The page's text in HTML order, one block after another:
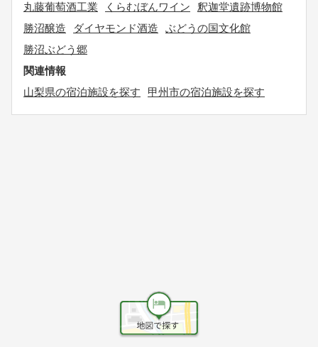
丸藤葡萄酒工業
くらむぼんワイン
釈迦堂遺跡博物館
勝沼醸造
ダイヤモンド酒造
ぶどうの国文化館
勝沼ぶどう郷
関連情報
山梨県の宿泊施設を探す
甲州市の宿泊施設を探す